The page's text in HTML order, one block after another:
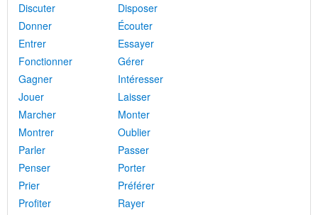
Discuter
Disposer
Donner
Écouter
Entrer
Essayer
Fonctionner
Gérer
Gagner
Intéresser
Jouer
Laisser
Marcher
Monter
Montrer
Oublier
Parler
Passer
Penser
Porter
Prier
Préférer
Profiter
Rayer